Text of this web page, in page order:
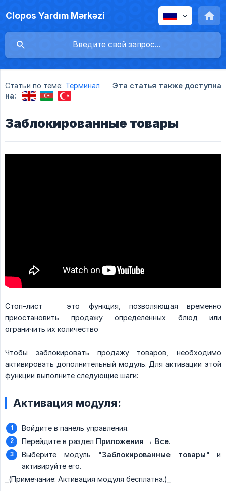
Clopos Yardım Mərkəzi
Статьи по теме: Терминал
Эта статья также доступна
на:
Заблокированные товары
Стоп-лист — это функция, позволяющая временно
приостановить продажу определённых блюд или
ограничить их количество
Чтобы заблокировать продажу товаров, необходимо
активировать дополнительный модуль. Для активации этой
функции выполните следующие шаги:
Активация модуля:
Войдите в панель управления.
Перейдите в раздел Приложения → Все.
Выберите модуль
"Заблокированные товары" и
активируйте его.
​_(Примечание: Активация модуля бесплатна.)_